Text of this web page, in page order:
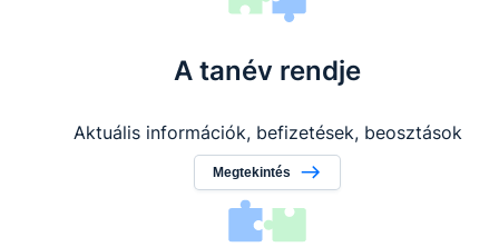
A tanév rendje
Aktuális információk, befizetések, beosztások
Megtekintés